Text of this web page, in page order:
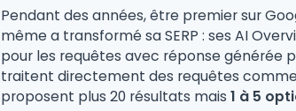
Pendant des années, être premier sur
même a transformé sa SERP : ses AI
pour les requêtes avec réponse générée
traitent directement des requêtes
proposent plus 20 résultats mais1 à 5